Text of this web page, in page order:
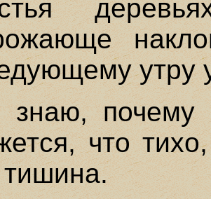
утру
знаю, почему
что